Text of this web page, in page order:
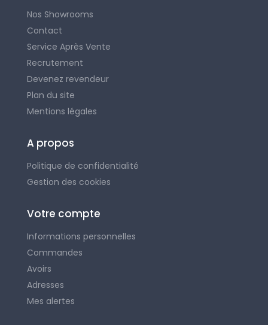
Nos Showrooms
Contact
Service Après Vente
Recrutement
Devenez revendeur
Plan du site
Mentions légales
A propos
Politique de confidentialité
Gestion des cookies
Votre compte
Informations personnelles
Commandes
Avoirs
Adresses
Mes alertes